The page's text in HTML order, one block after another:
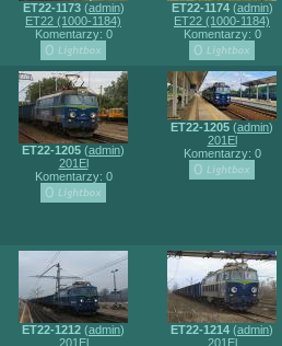
ET22-1173(admin)
ET22 (1000-1184)
Komentarzy: 0
ET22-1174(admin)
ET22 (1000-1184)
Komentarzy: 0
ET22-1205 (admin)
201El
Komentarzy: 0
ET22-1205 (admin)
201El
Komentarzy: 0
ET22-1212 (admin)
201El
ET22-1214 (admin)
201El